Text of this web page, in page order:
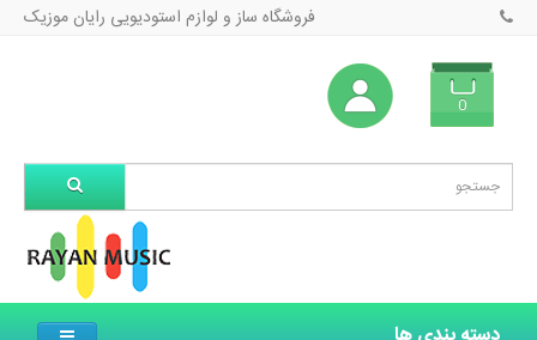
فروشگاه ساز و لوازم استودیویی رایان موزیک
0